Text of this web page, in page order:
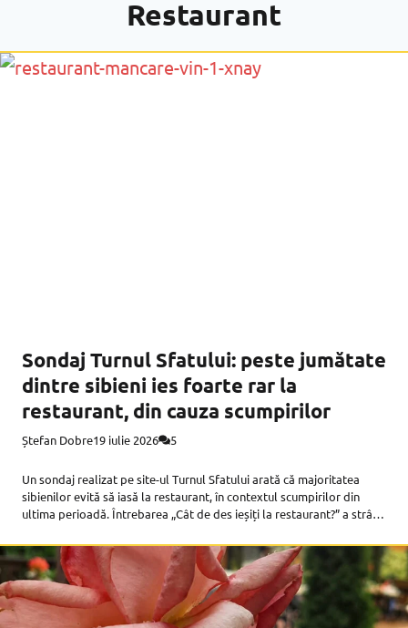
Restaurant
Sondaj Turnul Sfatului: peste jumătate
dintre sibieni ies foarte rar la
restaurant, din cauza scumpirilor
Ștefan Dobre19 iulie 2026 5
Un sondaj realizat pe site-ul Turnul Sfatului arată că majoritatea
sibienilor evită să iasă la restaurant, în contextul scumpirilor din
ultima perioadă. Întrebarea „Cât de des ieșiți la restaurant?” a strâns